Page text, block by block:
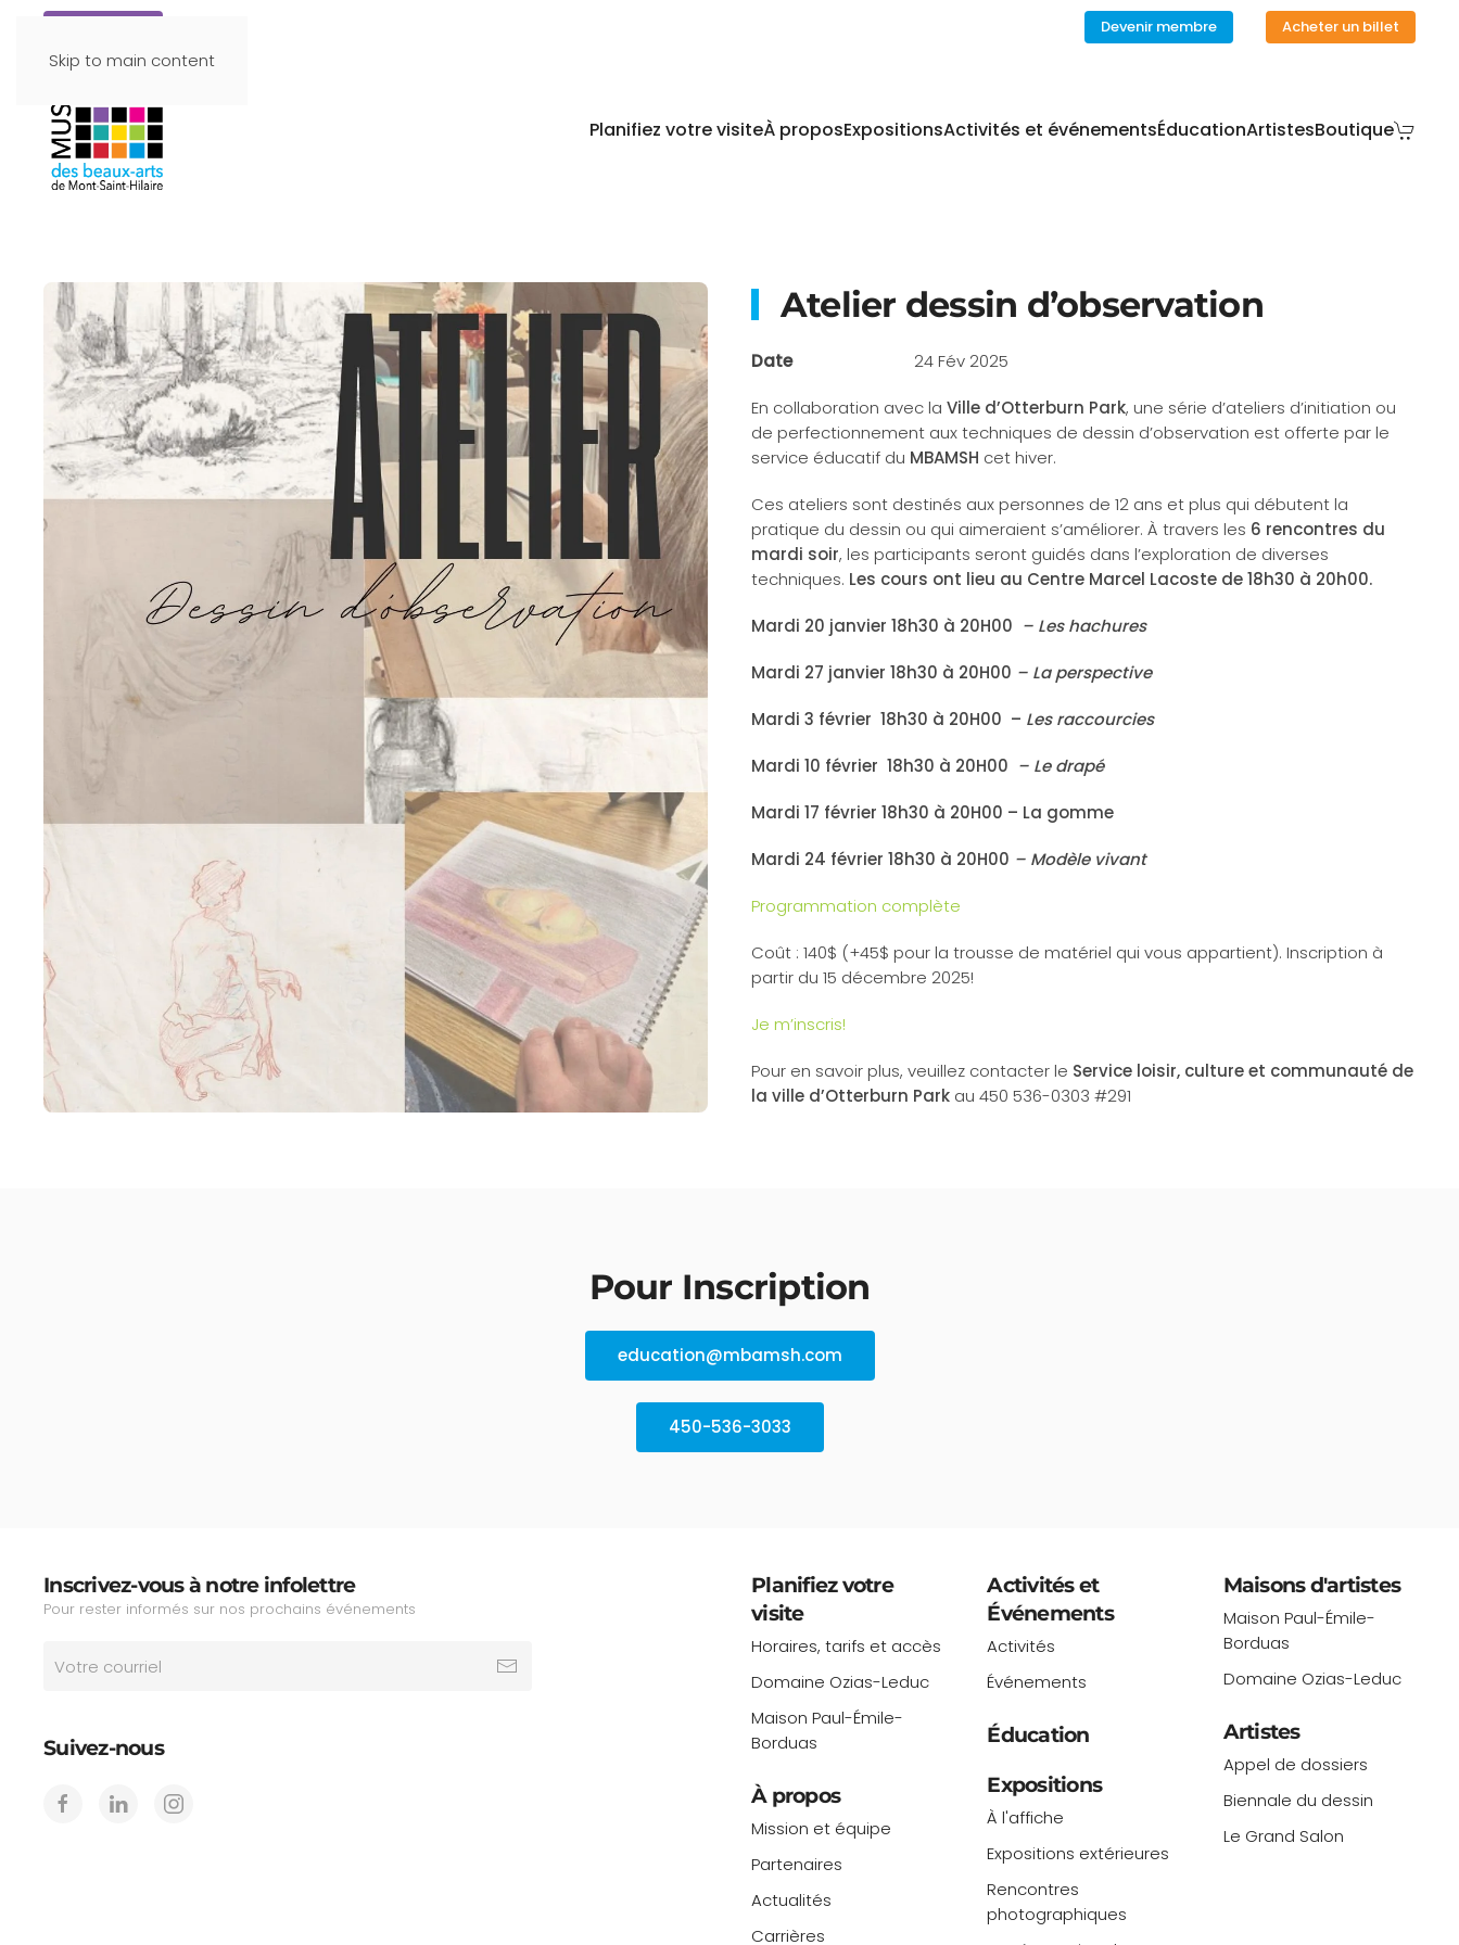
Skip to main content
Devenir membre Acheter un billet
Planifiez votre visiteÀ proposExpositionsActivités et événementsÉducationArtistesBoutique
Atelier dessin d’observation
Date 24 Fév 2025
En collaboration avec la Ville d’Otterburn Park, une série d’ateliers d’initiation ou
de perfectionnement aux techniques de dessin d’observation est offerte par le
service éducatif du MBAMSH cet hiver.
Ces ateliers sont destinés aux personnes de 12 ans et plus qui débutent la
pratique du dessin ou qui aimeraient s’améliorer. À travers les 6 rencontres du
mardi soir, les participants seront guidés dans l’exploration de diverses
techniques. Les cours ont lieu au Centre Marcel Lacoste de 18h30 à 20h00.
Mardi 20 janvier 18h30 à 20H00 – Les hachures
Mardi 27 janvier 18h30 à 20H00 – La perspective
Mardi 3 février 18h30 à 20H00 – Les raccourcies
Mardi 10 février 18h30 à 20H00 – Le drapé
Mardi 17 février 18h30 à 20H00 – La gomme
Mardi 24 février 18h30 à 20H00 – Modèle vivant
Programmation complète
Coût : 140$ (+45$ pour la trousse de matériel qui vous appartient). Inscription à
partir du 15 décembre 2025!
Je m’inscris!
Pour en savoir plus, veuillez contacter le Service loisir, culture et communauté de
la ville d’Otterburn Park au 450 536-0303 #291
Pour Inscription
education@mbamsh.com
450-536-3033
Inscrivez-vous à notre infolettre
Pour rester informés sur nos prochains événements
Suivez-nous
Planifiez votre
visite
Horaires, tarifs et accès
Domaine Ozias-Leduc
Maison Paul-Émile-
Borduas
À propos
Mission et équipe
Partenaires
Actualités
Carrières
Activités et
Événements
Activités
Événements
Éducation
Expositions
À l'affiche
Expositions extérieures
Rencontres
photographiques
Maisons d'artistes
Maison Paul-Émile-
Borduas
Domaine Ozias-Leduc
Artistes
Appel de dossiers
Biennale du dessin
Le Grand Salon